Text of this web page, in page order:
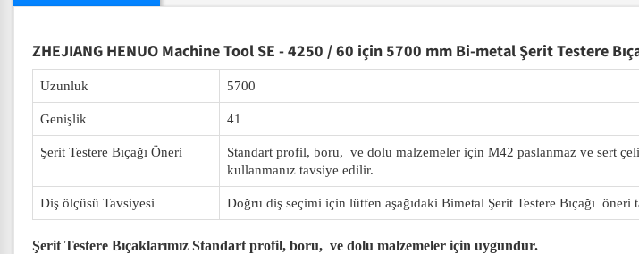
ZHEJIANG HENUO Machine Tool SE - 4250 / 60 için 5700 mm Bi-metal Şerit Testere
Uzunluk 5700
Genişlik 41
Şerit Testere Bıçağı Öneri
Standart profil, boru, ve dolu malzemeler için M42 paslanmaz ve sert
kullanmanız tavsiye edilir.
Diş ölçüsü Tavsiyesi Doğru diş seçimi için lütfen aşağıdaki Bimetal Şerit Testere Bıçağı öneri
Şerit Testere Bıçaklarımız Standart profil, boru, ve dolu malzemeler için uygundur.